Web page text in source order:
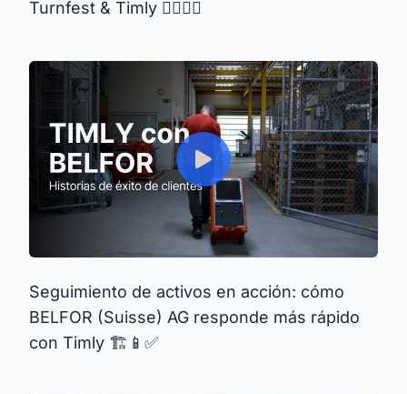
Turnfest & Timly 🏋️‍♀️📱✅
Seguimiento de activos en acción: cómo
BELFOR (Suisse) AG responde más rápido
con Timly 🏗️📱✅